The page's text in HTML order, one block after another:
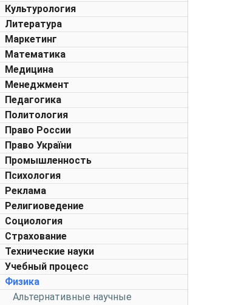
Культурология
Литература
Маркетинг
Математика
Медицина
Менеджмент
Педагогика
Политология
Право России
Право України
Промышленность
Психология
Реклама
Религиоведение
Социология
Страхование
Технические науки
Учебный процесс
Физика
Альтернативные научные